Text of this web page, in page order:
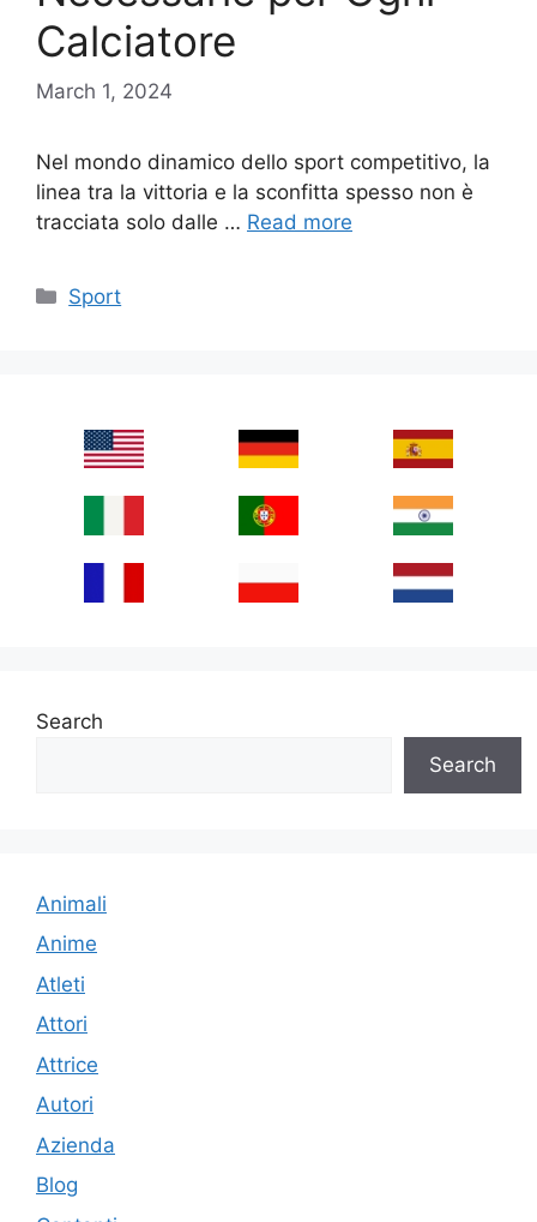
Calciatore
March 1, 2024
Nel mondo dinamico dello sport competitivo, la
linea tra la vittoria e la sconfitta spesso non è
tracciata solo dalle … Read more
Categories
Sport
Search
Search
Animali
Anime
Atleti
Attori
Attrice
Autori
Azienda
Blog